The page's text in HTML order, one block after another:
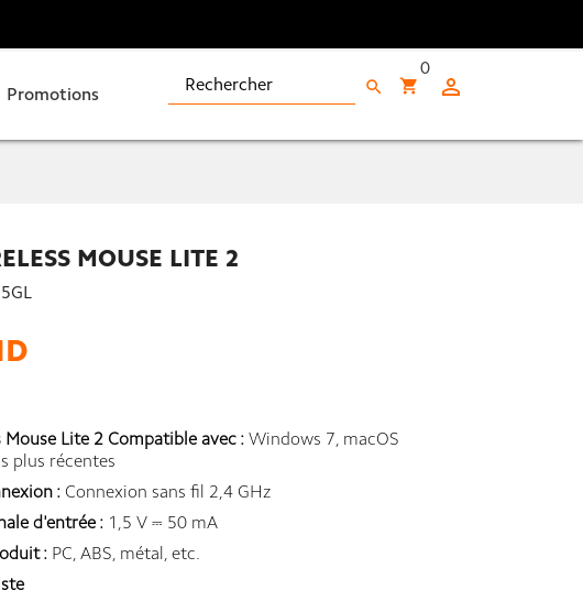
Promotions 
shopping_cart
0
search
MOUSE LITE 2
Lite 2 Compatible avec : Windows 7, macOS
plus récentes
: Connexion sans fil 2,4 GHz
d'entrée : 1,5 V ⎓ 50 mA
: PC, ABS, métal, etc.